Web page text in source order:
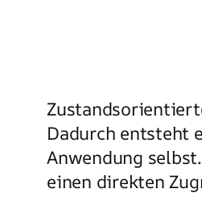
Dadurch entsteht
Anwendung
einen direkten